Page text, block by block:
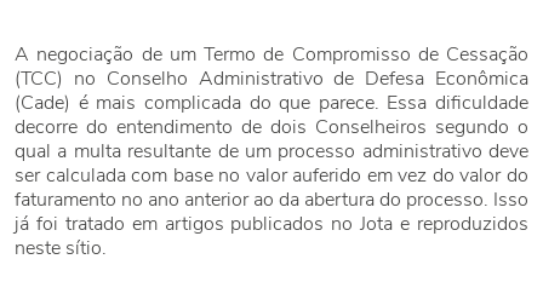
A negociação de um Termo de Compromisso de Cessação
(TCC) no Conselho Administrativo de Defesa Econômica
(Cade) é mais complicada do que parece. Essa dificuldade
decorre do entendimento de dois Conselheiros segundo o
qual a multa resultante de um processo administrativo deve
ser calculada com base no valor auferido em vez do valor do
faturamento no ano anterior ao da abertura do processo. Isso
já foi tratado em artigos publicados no Jota e reproduzidos
neste sítio.